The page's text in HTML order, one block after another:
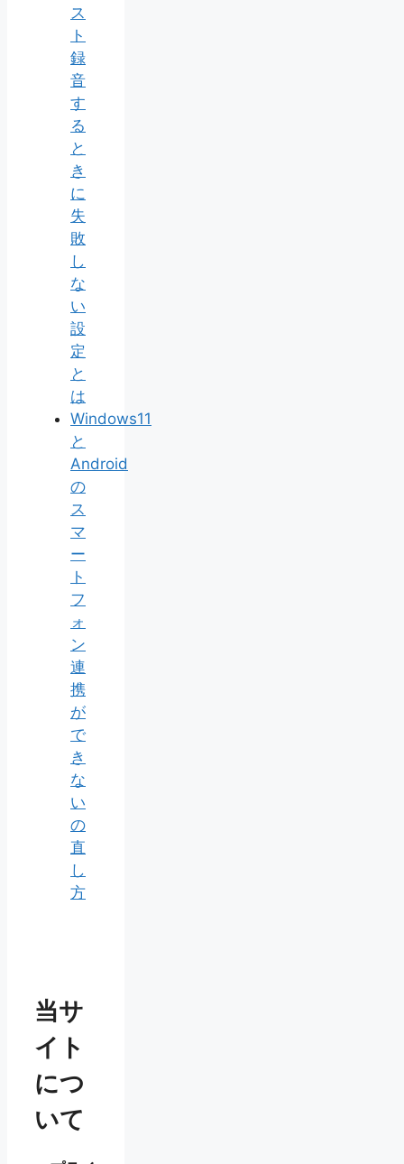
ス
ト
録
音
す
る
と
き
に
失
敗
し
な
い
設
定
と
は
Windows11
と
Android
の
ス
マ
ー
ト
フ
ォ
ン
連
携
が
で
き
な
い
の
直
し
方
当サ
イト
につ
いて